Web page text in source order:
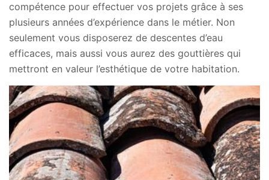
compétence pour effectuer vos projets grâce à ses
plusieurs années d’expérience dans le métier. Non
seulement vous disposerez de descentes d’eau
efficaces, mais aussi vous aurez des gouttières qui
mettront en valeur l’esthétique de votre habitation.